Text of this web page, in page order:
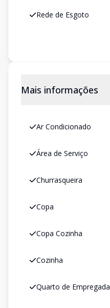
Rede de Esgoto
Mais informações
Ar Condicionado
Área de Serviço
Churrasqueira
Copa
Copa Cozinha
Cozinha
Quarto de Empregada